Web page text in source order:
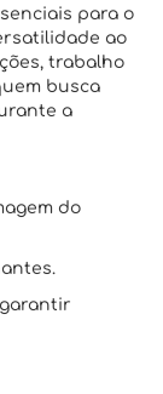
para o
ao
trabalho
busca
a
do